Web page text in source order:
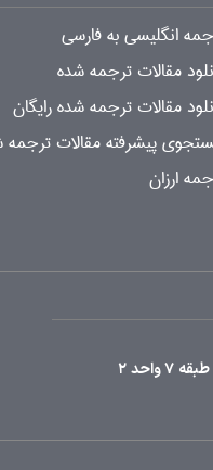
انگلیسی به فارسی
مقالات ترجمه شده
مقالات ترجمه شده رایگان
پیشرفته مقالات ترجمه
ارزان
2